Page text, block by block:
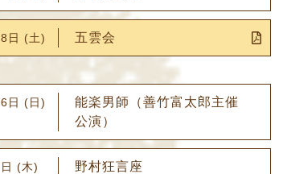
日 (土) 五雲会
日 (日)
能楽男師（善竹富太郎主催
公演）
(木) 野村狂言座